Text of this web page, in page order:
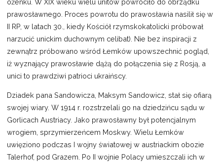
prawosławnego. Proces powrotu do prawosławia nasilił się w
II RP, w latach 30., kiedy Kościół rzymskokatolicki próbował
narzucić unickim duchownym celibat). Nie bez inspiracji z
zewnątrz próbowano wśród Łemków upowszechnić pogląd,
iż wyznający prawosławie dążą do połączenia się z Rosją, a
unici to prawdziwi patrioci ukraińscy.
Dziadek pana Sandowicza, Maksym Sandowicz, stał się ofiarą
swojej wiary. W 1914 r. rozstrzelali go na dziedzińcu sądu w
Gorlicach Austriacy. Jako prawosławny był potencjalnym
wrogiem, sprzymierzeńcem Moskwy. Wielu Łemków
uwięziono podczas I wojny światowej w austriackim obozie
Talerhof, pod Grazem. Po II wojnie Polacy umieszczali ich w